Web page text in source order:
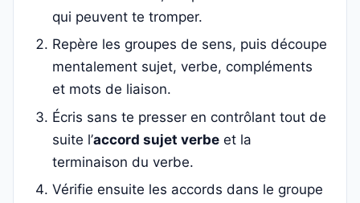
qui peuvent te tromper.
Repère les groupes de sens, puis découpe
mentalement sujet, verbe, compléments
et mots de liaison.
Écris sans te presser en contrôlant tout de
suite l’accord sujet verbe et la
terminaison du verbe.
Vérifie ensuite les accords dans le groupe